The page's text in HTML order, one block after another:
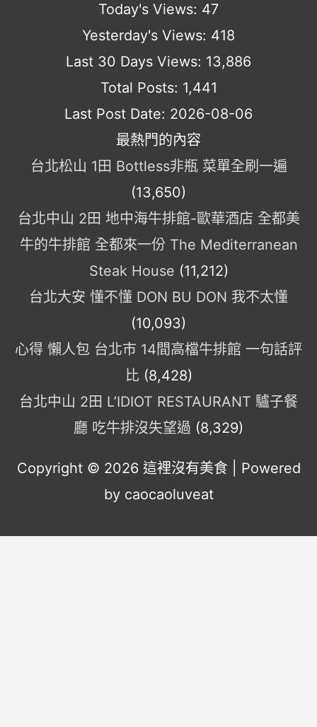
Today's Views: 47
Yesterday's Views: 418
Last 30 Days Views: 13,886
Total Posts: 1,441
Last Post Date: 2026-08-06
最熱門的內容
台北松山 1田 Bottless非瓶 菜單全刷一遍
(13,650)
台北中山 2田 地中海牛排館-歐華酒店 全都美
牛的牛排館 全都來一份 The Mediterranean
Steak House (11,212)
台北大安 懂不懂 DON BU DON 我不太懂
(10,093)
心得 懶人包 台北市 14間高檔牛排館 一句話評
比 (8,428)
台北中山 2田 L’IDIOT RESTAURANT 驢子餐
廳 吃牛排沒失望過 (8,329)
Copyright © 2026 這裡沒有美食 | Powered
by caocaoluveat